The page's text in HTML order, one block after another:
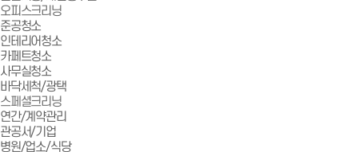
오피스크리닝
준공청소
인테리어청소
카페트청소
사무실청소
바닥세척/광택
스페셜크리닝
연간/계약관리
관공서/기업
병원/업소/식당